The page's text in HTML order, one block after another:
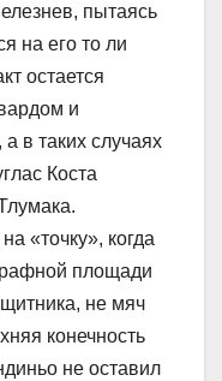
пытаясь
на его то ли
остается
и
в таких случаях
Коста
«точку», когда
площади
не мяч
конечность
не оставил